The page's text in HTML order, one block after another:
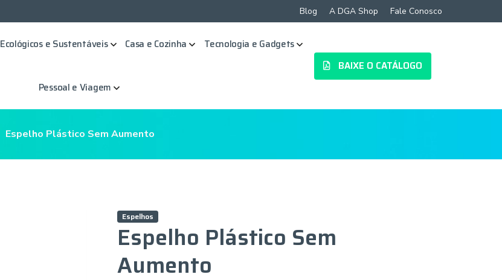
Blog A DGA Shop Fale Conosco
Ecológicos e Sustentáveis Casa e Cozinha Tecnologia e Gadgets
Pessoal e Viagem
BAIXE O CATÁLOGO
Espelho Plástico Sem Aumento
Espelhos
Espelho Plástico Sem
Aumento